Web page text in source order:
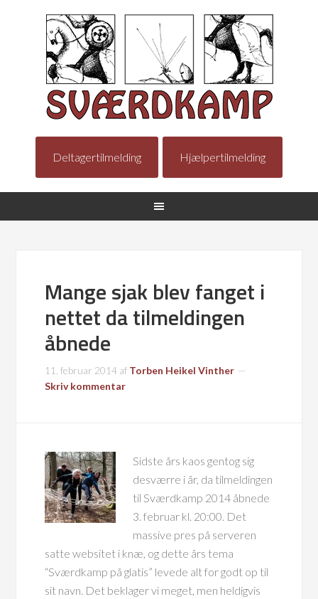
Deltagertilmelding Hjælpertilmelding
Mange sjak blev fanget i
nettet da tilmeldingen
åbnede
11. februar 2014 af Torben Heikel Vinther
Skriv kommentar
Sidste års kaos gentog sig
desværre i år, da tilmeldingen
til Sværdkamp 2014 åbnede
3. februar kl. 20:00. Det
massive pres på serveren
satte websitet i knæ, og dette års tema
“Sværdkamp på glatis” levede alt for godt op til
sit navn. Det beklager vi meget, men heldigvis